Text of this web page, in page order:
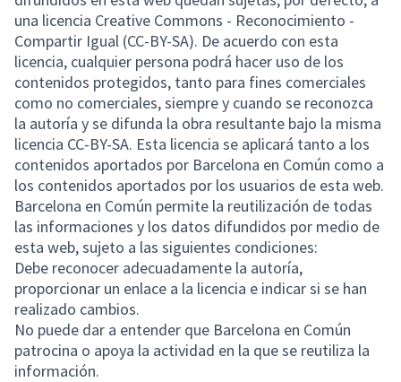
una licencia Creative Commons - Reconocimiento -
Compartir Igual (CC-BY-SA). De acuerdo con esta
licencia, cualquier persona podrá hacer uso de los
contenidos protegidos, tanto para fines comerciales
como no comerciales, siempre y cuando se reconozca
la autoría y se difunda la obra resultante bajo la misma
licencia CC-BY-SA. Esta licencia se aplicará tanto a los
contenidos aportados por Barcelona en Común como a
los contenidos aportados por los usuarios de esta web.
Barcelona en Común permite la reutilización de todas
las informaciones y los datos difundidos por medio de
esta web, sujeto a las siguientes condiciones:
Debe reconocer adecuadamente la autoría,
proporcionar un enlace a la licencia e indicar si se han
realizado cambios.
No puede dar a entender que Barcelona en Común
patrocina o apoya la actividad en la que se reutiliza la
información.